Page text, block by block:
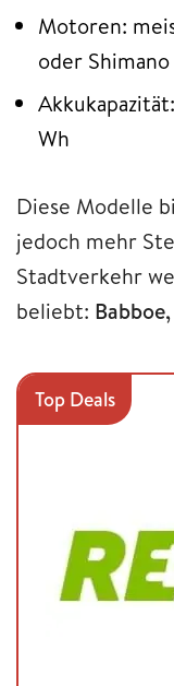
Motoren:
oder Shimano
Wh
Diese Modelle
jedoch mehr
Stadtverkehr
beliebt:
Top Deals